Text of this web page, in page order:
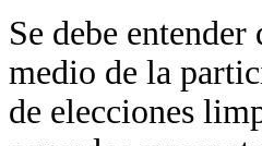
Se debe
medio de la
de elecciones